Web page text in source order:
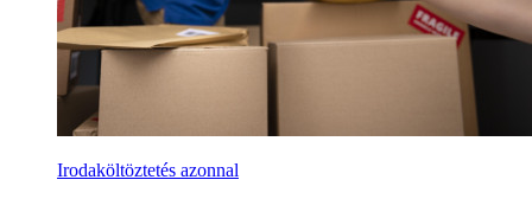
Irodaköltöztetés azonnal